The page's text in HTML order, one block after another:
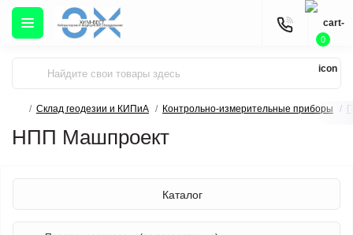
0
Склад геодезии и КИПиА Контрольно-измерительные приборы
НПП Машпроект
Каталог